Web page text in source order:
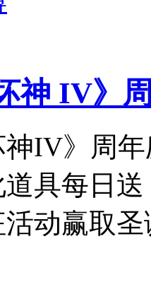
神 IV》
神IV》周
具每日
动赢取